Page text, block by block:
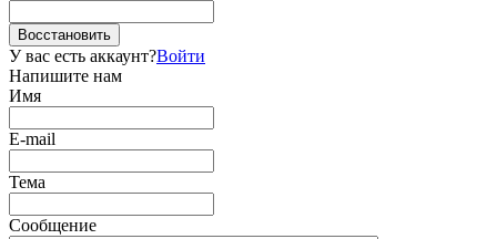
Восстановить
У вас есть аккаунт?Войти
Напишите нам
Имя
E-mail
Тема
Сообщение